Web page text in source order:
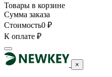
Товары в корзине
Сумма заказа
Стоимость0 ₽
К оплате ₽
×